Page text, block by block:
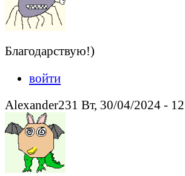
Благодарствую!)
войти
Alexander231 Вт, 30/04/2024 -